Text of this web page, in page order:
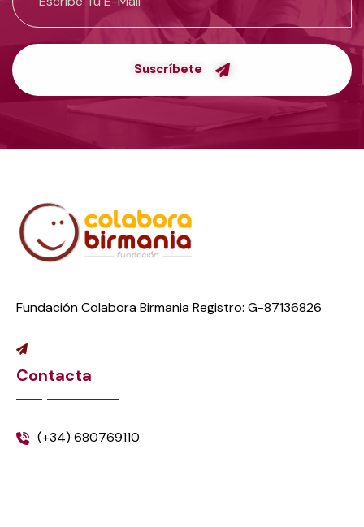
Suscríbete
Fundación Colabora Birmania Registro: G-87136826
Contacta
(+34) 680769110